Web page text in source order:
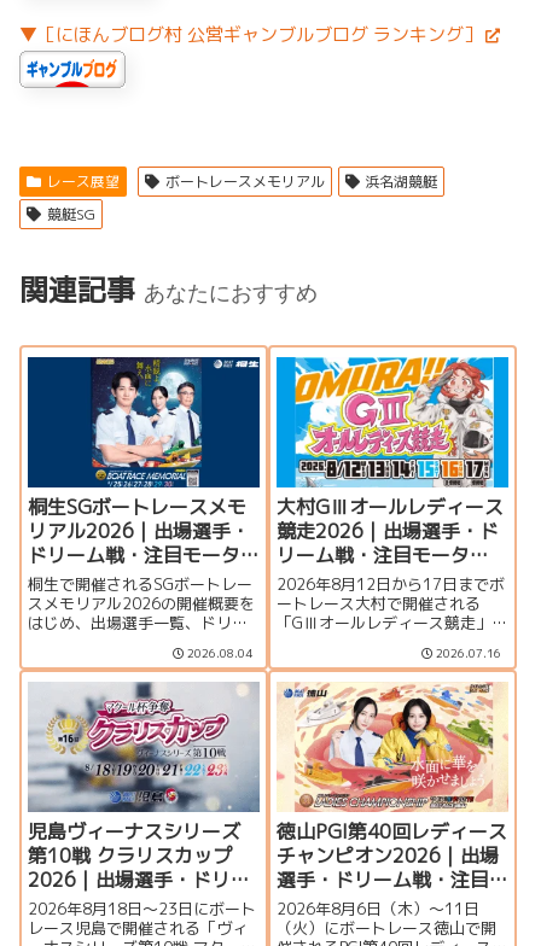
▼［にほんブログ村 公営ギャンブルブログ ランキング］
レース展望 ボートレースメモリアル
浜名湖競艇
競艇SG
関連記事 あなたにおすすめ
桐生SGボートレースメモ
リアル2026｜出場選手・
ドリーム戦・注目モータ
ー・イベント情報まとめ
桐生で開催されるSGボートレー
スメモリアル2026の開催概要を
はじめ、出場選手一覧、ドリー
徴、イベント情報を詳しく紹
介。峰竜太、毒島誠、定松勇樹
らトップレーサーが集結する真
夏のSGの見どころを徹底解説し
ます。
2026.08.04
大村GⅢオールレディース
競走2026｜出場選手・ド
リーム戦・注目モータ
ー・イベント情報まとめ
2026年8月12日から17日までボ
ートレース大村で開催される
「GⅢオールレディース競走」の
望、出場選手一覧、発祥地ドリ
ーム、注目モーター、大村水面
の攻略ポイント、イベント情報
まで詳しく紹介します。
2026.07.16
児島ヴィーナスシリーズ
第10戦 クラリスカップ
2026｜出場選手・ドリー
ム戦・注目モーター・イ
ベント情報まとめ
2026年8月18日～23日にボート
レース児島で開催される「ヴィ
徳山PGI第40回レディース
チャンピオン2026｜出場
選手・ドリーム戦・注目
モーター・イベント情報
まとめ
2026年8月6日（木）～11日
（火）にボートレース徳山で開